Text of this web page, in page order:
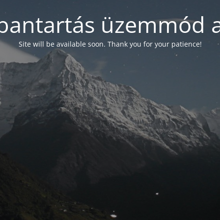
üzemmód
Site will be available soon. Thank you for your patience!